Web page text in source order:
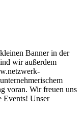
Banner in der
wir außerdem
voran. Wir freuen uns
Events! Unser